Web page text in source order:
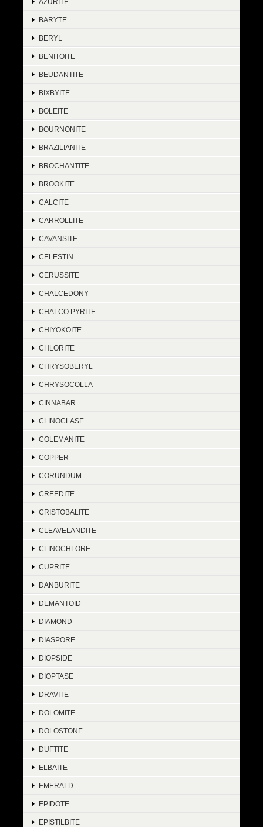
AZURITE
BARYTE
BERYL
BENITOITE
BEUDANTITE
BIXBYITE
BOLEITE
BOURNONITE
BRAZILIANITE
BROCHANTITE
BROOKITE
CALCITE
CARROLLITE
CAVANSITE
CELESTIN
CERUSSITE
CHALCEDONY
CHALCO PYRITE
CHIYOKOITE
CHLORITE
CHRYSOBERYL
CHRYSOCOLLA
CINNABAR
CLINOCLASE
COLEMANITE
COPPER
CORUNDUM
CREEDITE
CRISTOBALITE
CLEAVELANDITE
CLINOCHLORE
CUPRITE
DANBURITE
DEMANTOID
DIAMOND
DIASPORE
DIOPSIDE
DIOPTASE
DRAVITE
DOLOMITE
DOLOSTONE
DUFTITE
ELBAITE
EMERALD
EPIDOTE
EPISTILBITE